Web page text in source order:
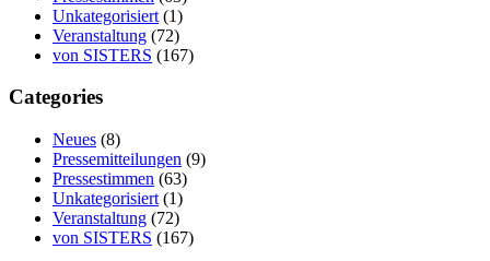
Unkategorisiert (1)
Veranstaltung (72)
von SISTERS (167)
Categories
Neues (8)
Pressemitteilungen (9)
Pressestimmen (63)
Unkategorisiert (1)
Veranstaltung (72)
von SISTERS (167)